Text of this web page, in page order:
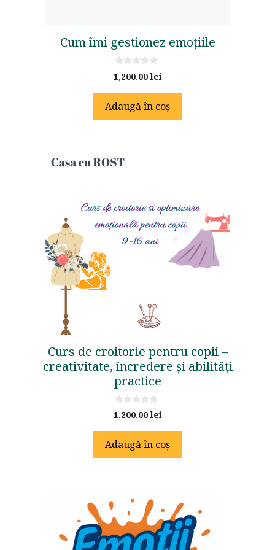
Cum îmi gestionez emoțiile
0
o
o
f
5
1,200.00lei
Adaugă în coș
Curs de croitorie pentru copii –
creativitate, încredere și abilități
practice
0
o
o
f
5
1,200.00lei
Adaugă în coș